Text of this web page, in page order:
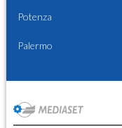
Potenza
Palermo